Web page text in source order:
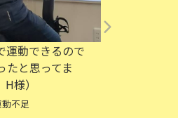
ハードすぎず、
り、身体をほぐ
（碧南市 M様）
初心者